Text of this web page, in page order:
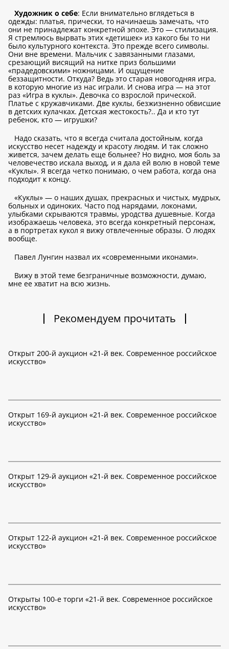
Художник о себе: Если внимательно вглядеться в
одежды: платья, прически, то начинаешь замечать, что
они не принадлежат конкретной эпохе. Это — стилизация.
Я стремлюсь вырвать этих «детишек» из какого бы то ни
было культурного контекста. Это прежде вcего символы.
Они вне времени. Мальчик с завязанными глазами,
срезающий висящий на нитке приз большими
«прадедовскими» ножницами. И ощущение
беззащитности. Откуда? Ведь это старая новогодняя игра,
в которую многие из нас играли. И снова игра — на этот
раз «Игра в куклы». Девочка со взрослой прической.
Платье с кружавчиками. Две куклы, безжизненно обвисшие
в детских кулачках. Детская жестокость?.. Да и кто тут
ребенок, кто — игрушки?
Надо сказать, что я всегда считала достойным, когда
искусство несет надежду и красоту людям. И так сложно
живется, зачем делать еще больнее? Но видно, моя боль за
человечество искала выход, и я дала ей волю в новой теме
«Куклы». Я всегда четко понимаю, о чем работа, когда она
подходит к концу.
«Куклы» — о наших душах, прекрасных и чистых, мудрых,
больных и одиноких. Часто под нарядами, локонами,
улыбками скрываются травмы, уродства душевные. Когда
изображаешь человека, это всегда конкретный персонаж,
а в портретах кукол я вижу отвлеченные образы. О людях
вообще.
Павел Лунгин назвал их «современными иконами».
Вижу в этой теме безграничные возможности, думаю,
мне ее хватит на всю жизнь.
Рекомендуем прочитать
Открыт 200-й аукцион «21-й век. Современное российское
искусство»
Открыт 169-й аукцион «21-й век. Современное российское
искусство»
Открыт 129-й аукцион «21-й век. Современное российское
искусство»
Открыт 122-й аукцион «21-й век. Современное российское
искусство»
Открыты 100-е торги «21-й век. Современное российское
искусство»